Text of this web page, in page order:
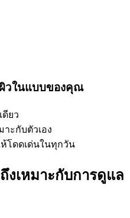
ผิวในแบบของคุณ
ดียว
ะกับตัวเอง
โดดเด่นในทุกวัน
งเหมาะกับการดูแล